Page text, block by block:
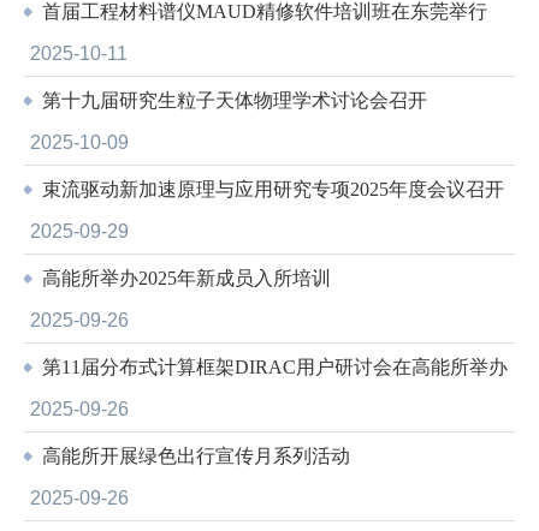
首届工程材料谱仪MAUD精修软件培训班在东莞举行
2025-10-11
第十九届研究生粒子天体物理学术讨论会召开
2025-10-09
束流驱动新加速原理与应用研究专项2025年度会议召开
2025-09-29
高能所举办2025年新成员入所培训
2025-09-26
第11届分布式计算框架DIRAC用户研讨会在高能所举办
2025-09-26
高能所开展绿色出行宣传月系列活动
2025-09-26